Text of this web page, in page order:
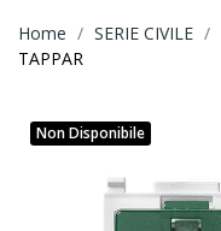
Home SERIE CIVILE
TAPPAR
Non Disponibile